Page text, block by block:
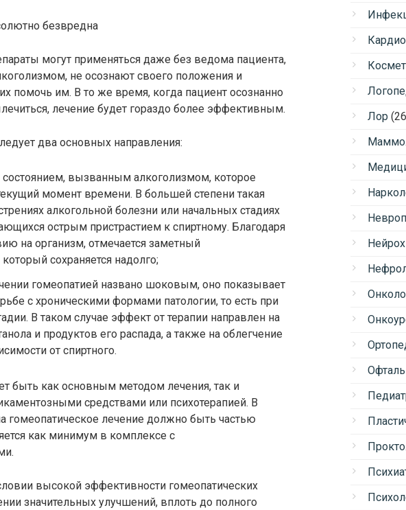
безвредна
могут применяться даже без ведома пациента,
не осознают своего положения и
помочь им. В то же время, когда пациент осознанно
лечение будет гораздо более эффективным.
два основных направления:
состоянием, вызванным алкоголизмом, которое
момент времени. В большей степени такая
алкогольной болезни или начальных стадиях
острым пристрастием к спиртному. Благодаря
на организм, отмечается заметный
сохраняется надолго;
гомеопатией названо шоковым, оно показывает
с хроническими формами патологии, то есть при
В таком случае эффект от терапии направлен на
и продуктов его распада, а также на облегчение
от спиртного.
быть как основным методом лечения, так и
средствами или психотерапией. В
гомеопатическое лечение должно быть частью
как минимум в комплексе с
высокой эффективности гомеопатических
значительных улучшений, вплоть до полного
Лор